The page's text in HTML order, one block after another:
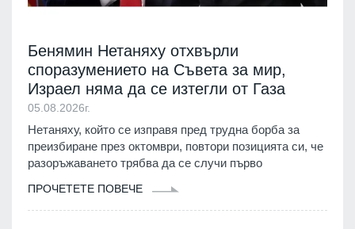
Бенямин Нетаняху отхвърли
споразумението на Съвета за мир,
Израел няма да се изтегли от Газа
05.08.2026г.
Нетаняху, който се изправя пред трудна борба за
преизбиране през октомври, повтори позицията си, че
разоръжаването трябва да се случи първо
ПРОЧЕТЕТЕ ПОВЕЧЕ